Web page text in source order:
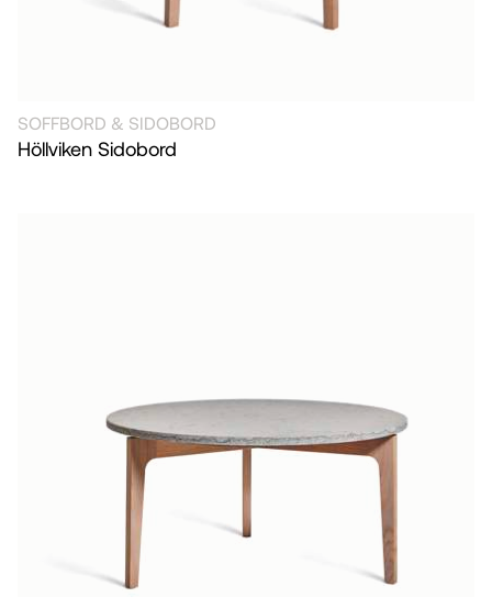
SOFFBORD & SIDOBORD
Höllviken Sidobord